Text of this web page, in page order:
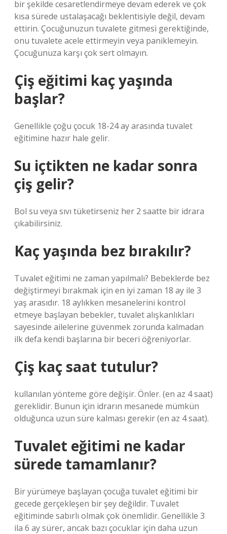
bir şekilde cesaretlendirmeye devam ederek ve çok
kısa sürede ustalaşacağı beklentisiyle değil, devam
ettirin. Çocuğunuzun tuvalete gitmesi gerektiğinde,
onu tuvalete acele ettirmeyin veya paniklemeyin.
Çocuğunuza karşı çok sert olmayın.
Çiş eğitimi kaç yaşında
başlar?
Genellikle çoğu çocuk 18-24 ay arasında tuvalet
eğitimine hazır hale gelir.
Su içtikten ne kadar sonra
çiş gelir?
Bol su veya sıvı tüketirseniz her 2 saatte bir idrara
çıkabilirsiniz.
Kaç yaşında bez bırakılır?
Tuvalet eğitimi ne zaman yapılmalı? Bebeklerde bez
değiştirmeyi bırakmak için en iyi zaman 18 ay ile 3
yaş arasıdır. 18 aylıkken mesanelerini kontrol
etmeye başlayan bebekler, tuvalet alışkanlıkları
sayesinde ailelerine güvenmek zorunda kalmadan
ilk defa kendi başlarına bir beceri öğreniyorlar.
Çiş kaç saat tutulur?
kullanılan yönteme göre değişir. Önler. (en az 4 saat)
gereklidir. Bunun için idrarın mesanede mümkün
olduğunca uzun süre kalması gerekir (en az 4 saat).
Tuvalet eğitimi ne kadar
sürede tamamlanır?
Bir yürümeye başlayan çocuğa tuvalet eğitimi bir
gecede gerçekleşen bir şey değildir. Tuvalet
eğitiminde sabırlı olmak çok önemlidir. Genellikle 3
ila 6 ay sürer, ancak bazı çocuklar için daha uzun